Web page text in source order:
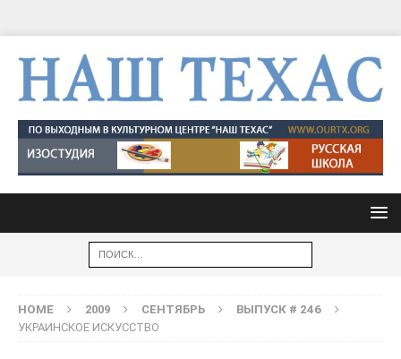
HOME 2009 СЕНТЯБРЬ
ВЫПУСК # 246
УКРАИНСКОЕ ИСКУССТВО